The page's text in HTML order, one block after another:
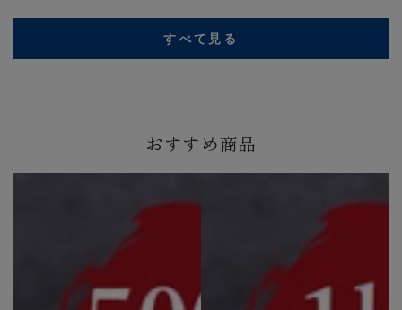
すべて見る
おすすめ商品